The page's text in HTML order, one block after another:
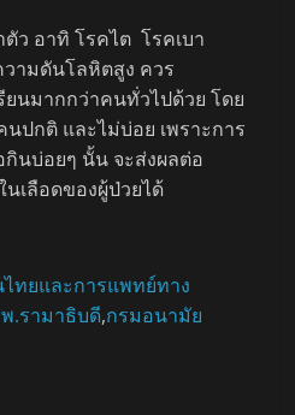
ว อาทิ โรคไต โรคเบา
ามดันโลหิตสูง ควร
ยนมากกว่าคนทั่วไปด้วย โดย
ปกติ และไม่บ่อย เพราะการ
นบ่อยๆ นั้น จะส่งผลต่อ
เลือดของผู้ป่วยได้
ทยและการแพทย์ทาง
.รามาธิบดี,กรมอนามัย